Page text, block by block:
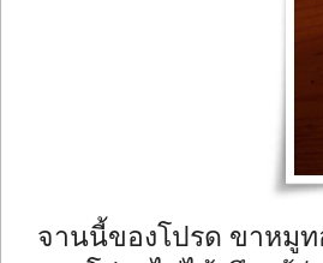
จานนี้ของโปรด ขาหมูท